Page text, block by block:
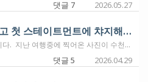
댓글 7 2026.05.27
연회비 첫해에 없다고 해놓고 첫 스테이트먼트에 챠지해 놓은 아멕스 델타 개인 골드카드
니스 카드 NLL 오퍼 찾아가는 방법 글에 써놓은 방법으로 들어가서 개인카드를 했는데요. 이 오퍼는 첫해는 연회비 $150을 받지 않습니다. 이번 여행에서 사용하고 온 damage가 얼마나 되는가 들어가서 확인을 해 보던중, 수많은 사이공에서의 $1.xx의 Grab 챠지들 사이로... 아니 이것들이!!! 제가 평상시 아멕스에서 더 받은적은 있지만 (ㅋ) 더 내본적은 거의 없거든요. 제 눈에 딱 걸렸습니다. 채팅으로 클레임해서 케이스번호 받아놨고요. 클레임이 적용되기까지는 10일정도 걸린다고 합니다. 채팅으로 제가 신청했던 카드의 오퍼에 연회비가 첫해에 $0인것도 확인 해 주었습니다. 최근에 이 카드 하신분들 한번씩 확인해 보셔요. (저는 지난번에 더 받았던것을 clawback 하는줄 알고 깜짝 놀랐네요)
댓글 5 2026.04.29